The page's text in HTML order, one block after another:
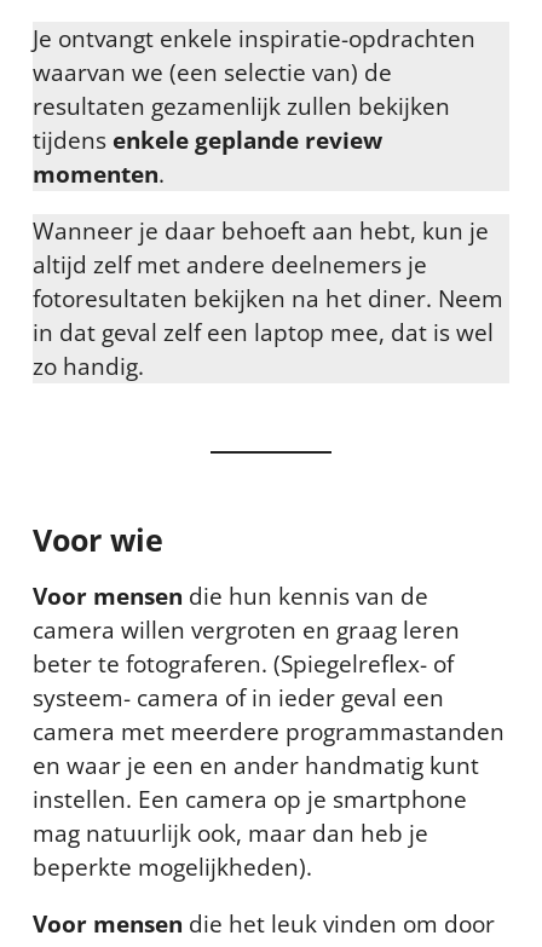
Je ontvangt enkele inspiratie-opdrachten
waarvan we (een selectie van) de
resultaten gezamenlijk zullen bekijken
tijdens enkele geplande review
momenten.
Wanneer je daar behoeft aan hebt, kun je
altijd zelf met andere deelnemers je
fotoresultaten bekijken na het diner. Neem
in dat geval zelf een laptop mee, dat is wel
zo handig.
Voor wie
Voor mensen die hun kennis van de
camera willen vergroten en graag leren
beter te fotograferen. (Spiegelreflex- of
systeem- camera of in ieder geval een
camera met meerdere programmastanden
en waar je een en ander handmatig kunt
instellen. Een camera op je smartphone
mag natuurlijk ook, maar dan heb je
beperkte mogelijkheden).
Voor mensen die het leuk vinden om door